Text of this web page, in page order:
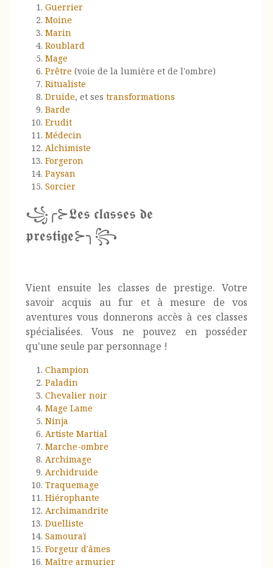
Guerrier
Moine
Marin
Roublard
Mage
Prêtre (voie de la lumière et de l'ombre)
Ritualiste
Druide, et ses transformations
Barde
Erudit
Médecin
Alchimiste
Forgeron
Paysan
Sorcier
꧁╭⊱𝕷𝖊𝖘 𝖈𝖑𝖆𝖘𝖘𝖊𝖘 𝖉𝖊
𝖕𝖗𝖊𝖘𝖙𝖎𝖌𝖊⊱╮꧂
Vient ensuite les classes de prestige. Votre
savoir acquis au fur et à mesure de vos
aventures vous donnerons accès à ces classes
spécialisées. Vous ne pouvez en posséder
qu'une seule par personnage !
Champion
Paladin
Chevalier noir
Mage Lame
Ninja
Artiste Martial
Marche-ombre
Archimage
Archidruide
Traquemage
Hiérophante
Archimandrite
Duelliste
Samouraï
Forgeur d'âmes
Maître armurier